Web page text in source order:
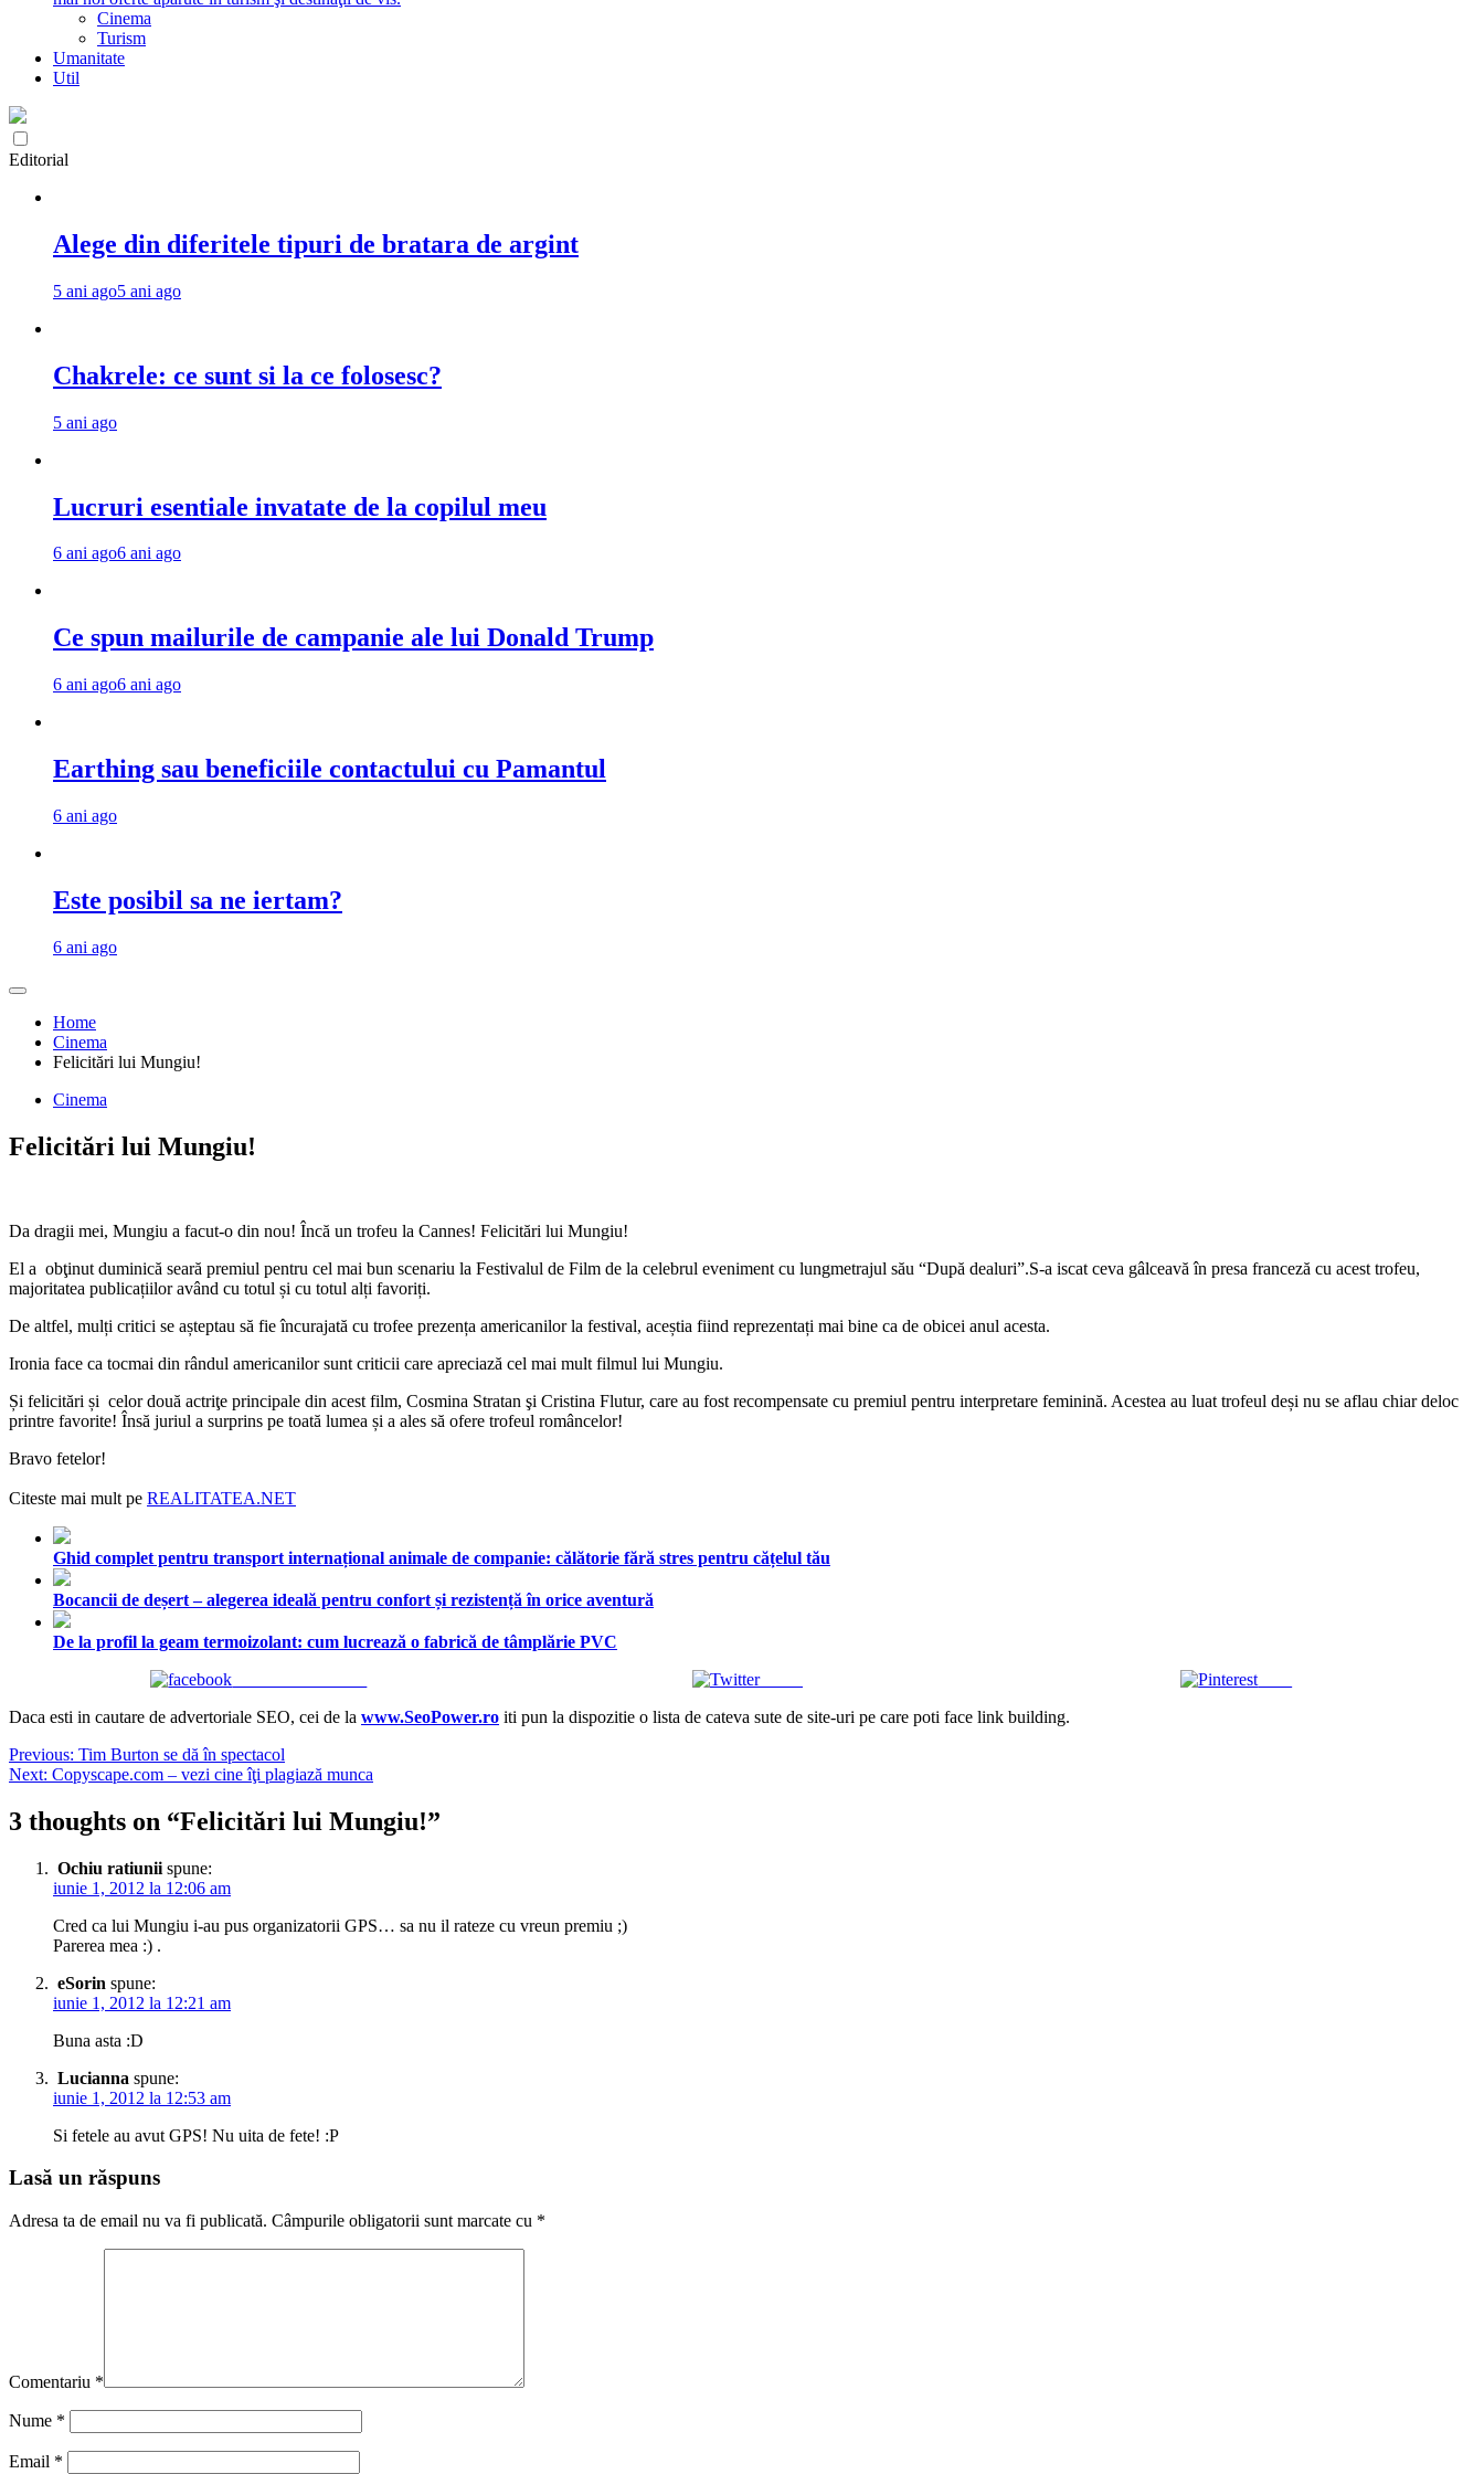
Cinema
Turism
Umanitate
Util
Editorial
Alege din diferitele tipuri de bratara de argint
5 ani ago5 ani ago
Chakrele: ce sunt si la ce folosesc?
5 ani ago
Lucruri esentiale invatate de la copilul meu
6 ani ago6 ani ago
Ce spun mailurile de campanie ale lui Donald Trump
6 ani ago6 ani ago
Earthing sau beneficiile contactului cu Pamantul
6 ani ago
Este posibil sa ne iertam?
6 ani ago
Home
Cinema
Felicitări lui Mungiu!
Cinema
Felicitări lui Mungiu!
Da dragii mei, Mungiu a facut-o din nou! Încă un trofeu la Cannes! Felicitări lui Mungiu!
El a obţinut duminică seară premiul pentru cel mai bun scenariu la Festivalul de Film de la celebrul eveniment cu lungmetrajul său “După dealuri”.S-a iscat ceva gâlceavă în presa franceză cu acest trofeu,
majoritatea publicațiilor având cu totul și cu totul alți favoriți.
De altfel, mulți critici se așteptau să fie încurajată cu trofee prezența americanilor la festival, aceștia fiind reprezentați mai bine ca de obicei anul acesta.
Ironia face ca tocmai din rândul americanilor sunt criticii care apreciază cel mai mult filmul lui Mungiu.
Și felicitări și celor două actriţe principale din acest film, Cosmina Stratan şi Cristina Flutur, care au fost recompensate cu premiul pentru interpretare feminină. Acestea au luat trofeul deși nu se aflau chiar deloc
printre favorite! Însă juriul a surprins pe toată lumea și a ales să ofere trofeul româncelor!
Bravo fetelor!
Citeste mai mult pe REALITATEA.NET
Ghid complet pentru transport internațional animale de companie: călătorie fără stres pentru cățelul tău
Bocancii de deșert – alegerea ideală pentru confort și rezistență în orice aventură
De la profil la geam termoizolant: cum lucrează o fabrică de tâmplărie PVC
Tweet
Daca esti in cautare de advertoriale SEO, cei de la www.SeoPower.ro iti pun la dispozitie o lista de cateva sute de site-uri pe care poti face link building.
Navigare
în
articole
Previous: Tim Burton se dă în spectacol
Next: Copyscape.com – vezi cine îţi plagiază munca
3 thoughts on “Felicitări lui Mungiu!”
Ochiu ratiunii spune:
iunie 1, 2012 la 12:06 am
Cred ca lui Mungiu i-au pus organizatorii GPS… sa nu il rateze cu vreun premiu ;)
Parerea mea :) .
eSorin spune:
iunie 1, 2012 la 12:21 am
Buna asta :D
Lucianna spune:
iunie 1, 2012 la 12:53 am
Si fetele au avut GPS! Nu uita de fete! :P
Lasă un răspuns
Adresa ta de email nu va fi publicată. Câmpurile obligatorii sunt marcate cu *
Comentariu *
Nume *
Email *